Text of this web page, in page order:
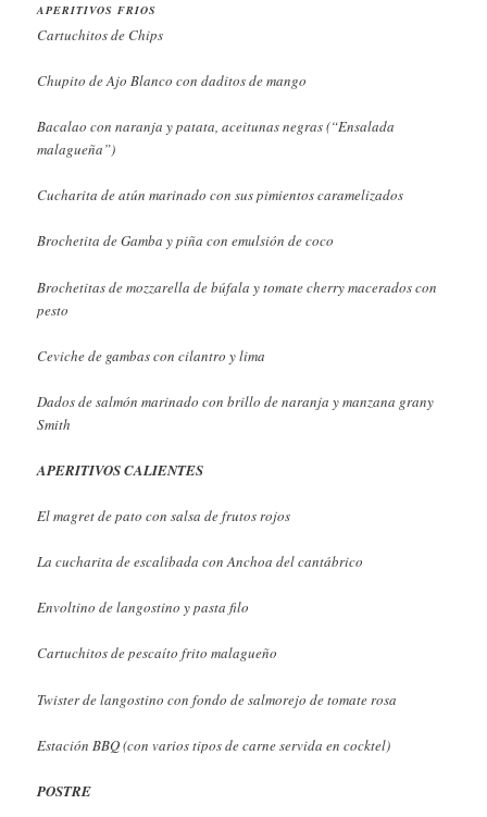
APERITIVOS FRIOS
Cartuchitos de Chips
Chupito de Ajo Blanco con daditos de mango
Bacalao con naranja y patata, aceitunas negras (“Ensalada
malagueña”)
Cucharita de atún marinado con sus pimientos caramelizados
Brochetita de Gamba y piña con emulsión de coco
Brochetitas de mozzarella de búfala y tomate cherry macerados con
pesto
Ceviche de gambas con cilantro y lima
Dados de salmón marinado con brillo de naranja y manzana grany
Smith
APERITIVOS CALIENTES
El magret de pato con salsa de frutos rojos
La cucharita de escalibada con Anchoa del cantábrico
Envoltino de langostino y pasta filo
Cartuchitos de pescaíto frito malagueño
Twister de langostino con fondo de salmorejo de tomate rosa
Estación BBQ (con varios tipos de carne servida en cocktel)
POSTRE